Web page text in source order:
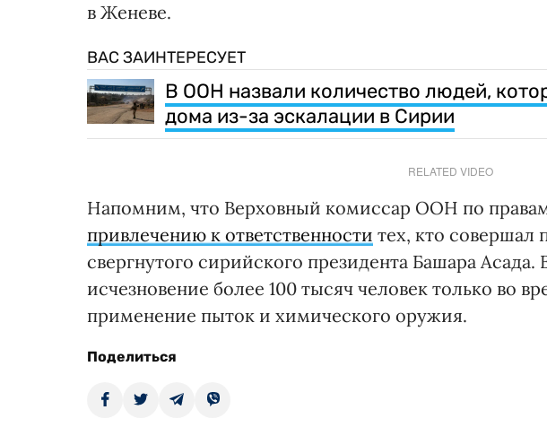
в Женеве.
ВАС ЗАИНТЕРЕСУЕТ
В ООН назвали количество людей,
дома из-за эскалации в Сирии
RELATED VIDEO
Напомним, что Верховный комиссар ООН по правам
привлечению к ответственности тех, кто совершал
свергнутого сирийского президента Башара
исчезновение более 100 тысяч человек только во
применение пыток и химического оружия.
Поделиться